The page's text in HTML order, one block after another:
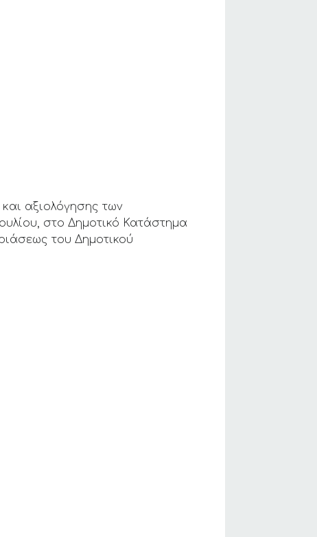
αξιολόγησης των
στο Δημοτικό Κατάστημα
του Δημοτικού